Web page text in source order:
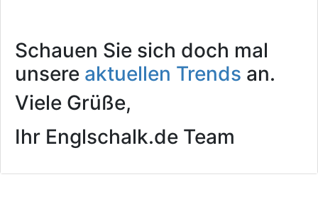
Schauen Sie sich doch mal
unsere aktuellen Trends an.
Viele Grüße,
Ihr Englschalk.de Team